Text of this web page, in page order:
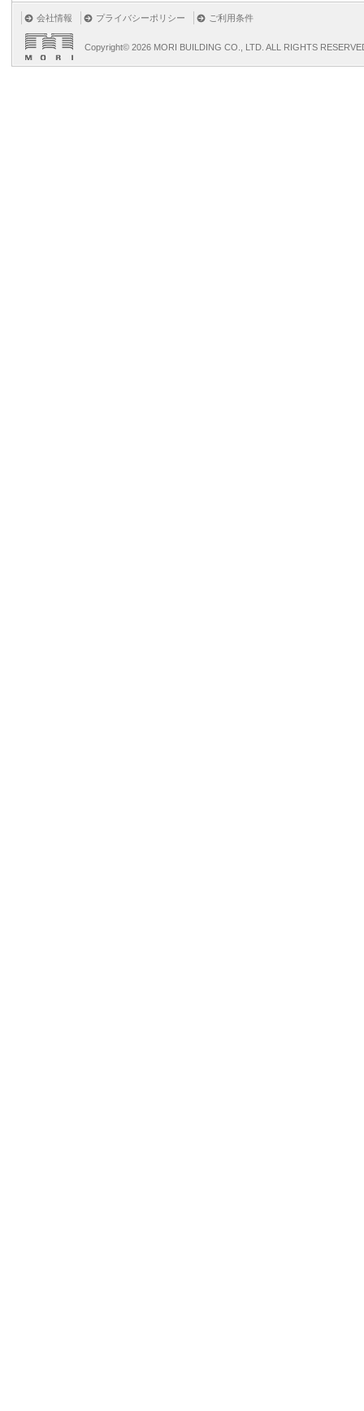
会社情報 プライバシーポリシー ご利用条件
Copyright© 2026 MORI BUILDING CO., LTD. ALL RIGHTS